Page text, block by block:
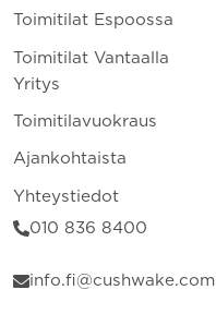
Toimitilat Espoossa
Toimitilat Vantaalla
Yritys
Toimitilavuokraus
Ajankohtaista
Yhteystiedot
010 836 8400
info.fi@cushwake.com